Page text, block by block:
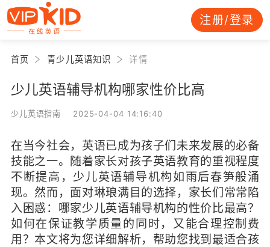
注册/登录
首页 青少儿英语知识 详情
少儿英语辅导机构哪家性价比高
少儿英语指南 2025-04-04 14:16:40
在当今社会，英语已成为孩子们未来发展的必备
技能之一。随着家长对孩子英语教育的重视程度
不断提高，少儿英语辅导机构如雨后春笋般涌
现。然而，面对琳琅满目的选择，家长们常常陷
入困惑：哪家少儿英语辅导机构的性价比最高？
如何在保证教学质量的同时，又能合理控制费
用？本文将为您详细解析，帮助您找到最适合孩